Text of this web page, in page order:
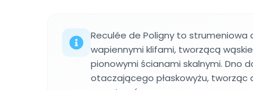
Reculée de Poligny to strumeniowa
wapiennymi klifami, tworzącą
pionowymi ścianami skalnymi. Dno
otaczającego płaskowyżu,